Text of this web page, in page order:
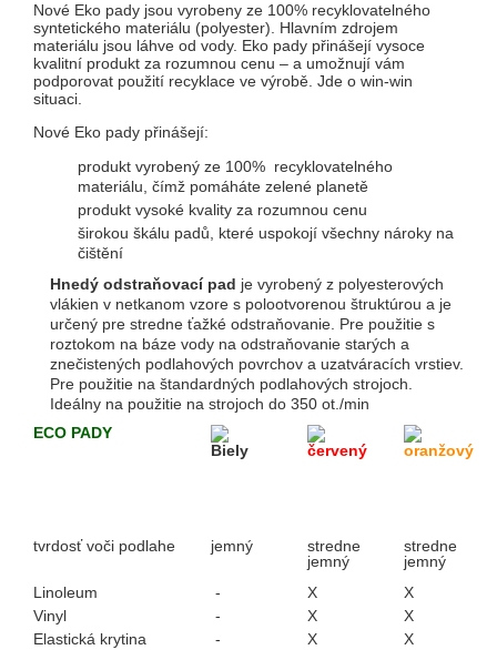
Nové Eko pady jsou vyrobeny ze 100% recyklovatelného
syntetického materiálu (polyester). Hlavním zdrojem
materiálu jsou láhve od vody. Eko pady přinášejí vysoce
kvalitní produkt za rozumnou cenu – a umožnují vám
podporovat použití recyklace ve výrobě. Jde o win-win
situaci.
Nové Eko pady přinášejí:
produkt vyrobený ze 100% recyklovatelného
materiálu, čímž pomáháte zelené planetě
produkt vysoké kvality za rozumnou cenu
širokou škálu padů, které uspokojí všechny nároky na
čištění
Hnedý odstraňovací pad je vyrobený z polyesterových
vlákien v netkanom vzore s polootvorenou štruktúrou a je
určený pre stredne ťažké odstraňovanie. Pre použitie s
roztokom na báze vody na odstraňovanie starých a
znečistených podlahových povrchov a uzatváracích vrstiev.
Pre použitie na štandardných podlahových strojoch.
Ideálny na použitie na strojoch do 350 ot./min
ECO PADY
Biely
červený oranžový
tvrdosť voči podlahe jemný
stredne
jemný
stredne
jemný
Linoleum
- X
X
Vinyl
- X
X
Elastická krytina
- X
X